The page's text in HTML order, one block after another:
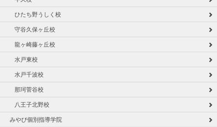
ひたち野うしく校
守谷久保ヶ丘校
龍ヶ崎藤ヶ丘校
水戸東校
水戸千波校
那珂菅谷校
八王子北野校
みやび個別指導学院